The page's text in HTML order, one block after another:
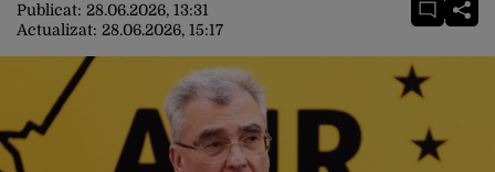
Publicat: 28.06.2026, 13:31
Actualizat: 28.06.2026, 15:17